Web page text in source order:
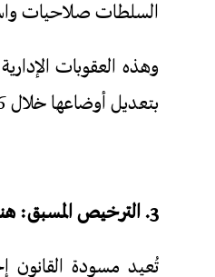
السلطات صلاحيات
وهذه العقوبات
بتعديل أوضاعها خلال 6 أشهر فقط، وهو إجراء قد يؤدي إلى الإغلاق القسري لعشرات المنصات.
3. الترخيص المسبق: هندسة رقمية للإقصاء